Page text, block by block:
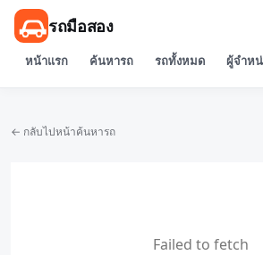
รถมือสอง
หน้าแรก ค้นหารถ รถทั้งหมด ผู้จำห
← กลับไปหน้าค้นหารถ
Failed to fetch